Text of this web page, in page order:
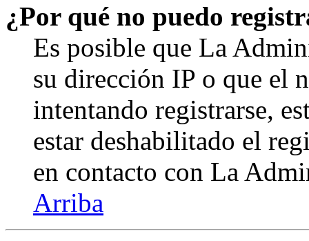
¿Por qué no puedo
Es posible que La
su dirección IP o que el
intentando registrarse,
estar deshabilitado el
en contacto con La
Arriba